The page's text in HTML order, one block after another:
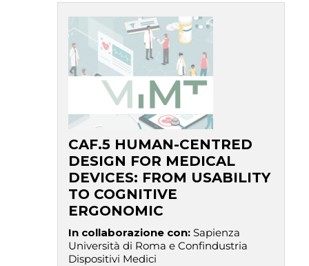
CAF.5 HUMAN-CENTRED
DESIGN FOR MEDICAL
DEVICES: FROM USABILITY
TO COGNITIVE
ERGONOMIC
In collaborazione con: Sapienza
Università di Roma e Confindustria
Dispositivi Medici